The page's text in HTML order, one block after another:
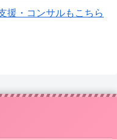
援・コンサルもこちら